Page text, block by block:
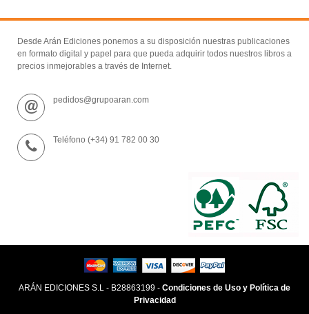
Desde Arán Ediciones ponemos a su disposición nuestras publicaciones
en formato digital y papel para que pueda adquirir todos nuestros libros a
precios inmejorables a través de Internet.
pedidos@grupoaran.com
Teléfono (+34) 91 782 00 30
ARÁN EDICIONES S.L - B28863199 - Condiciones de Uso y Política de
Privacidad